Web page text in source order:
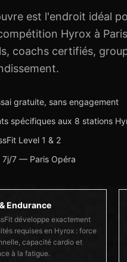
est l'endroit idéal
Hyrox à
coachs certifiés,
gratuite, sans engagement
spécifiques aux 8 stations
Level 1 & 2
7j/7 — Paris Opéra
Endurance
développe exactement
requises en Hyrox : force
capacité cardio et
à la fatigue.